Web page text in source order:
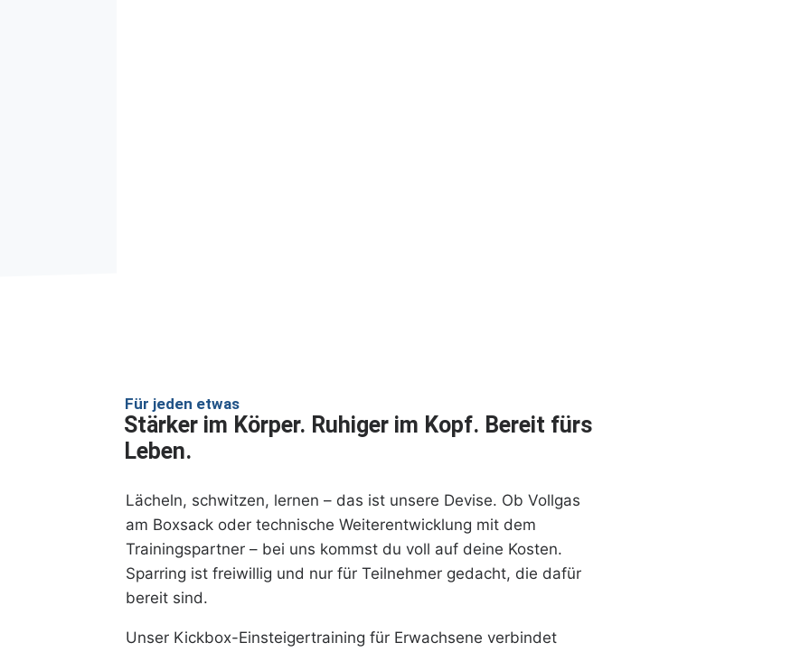
Für jeden etwas
Stärker im Körper. Ruhiger im Kopf. Bereit fürs
Leben.
Lächeln, schwitzen, lernen – das ist unsere Devise. Ob Vollgas
am Boxsack oder technische Weiterentwicklung mit dem
Trainingspartner – bei uns kommst du voll auf deine Kosten.
Sparring ist freiwillig und nur für Teilnehmer gedacht, die dafür
bereit sind.
Unser Kickbox-Einsteigertraining für Erwachsene verbindet